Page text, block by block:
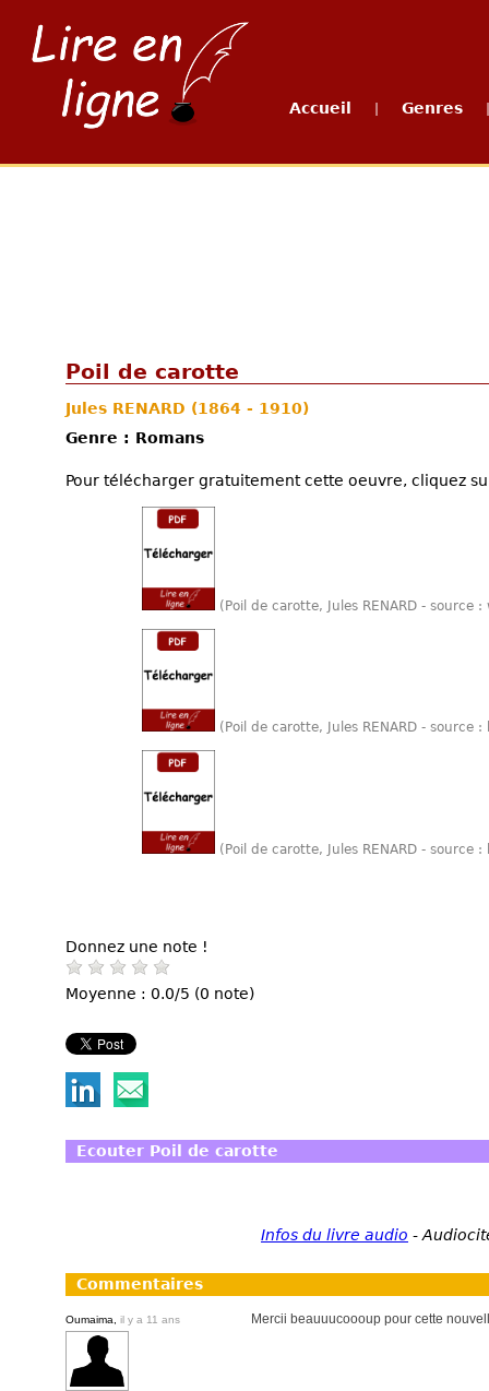
Accueil Genres
Poil de carotte
Jules RENARD (1864 - 1910)
Genre : Romans
Pour télécharger gratuitement cette oeuvre, cliquez
(Poil de carotte, Jules RENARD - source
(Poil de carotte, Jules RENARD - source
(Poil de carotte, Jules RENARD - source
Donnez une note !
Moyenne : 0.0/5 (0 note)
Ecouter Poil de carotte
Infos du livre audio -
Commentaires
Oumaima, il y a 11 ans Mercii beauuucoooup pour cette